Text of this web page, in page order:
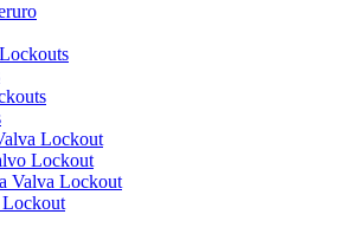
Lockout
Lockout
Valva Lockout